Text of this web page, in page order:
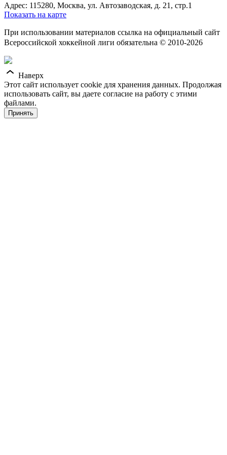
Адрес: 115280, Москва, ул. Автозаводская, д. 21, стр.1
Показать на карте
При использовании материалов ссылка на официальный сайт
Всероссийской хоккейной лиги обязательна © 2010-2026
Наверх
Этот сайт использует cookie для хранения данных. Продолжая
использовать сайт, вы даете согласие на работу с этими
файлами.
Принять